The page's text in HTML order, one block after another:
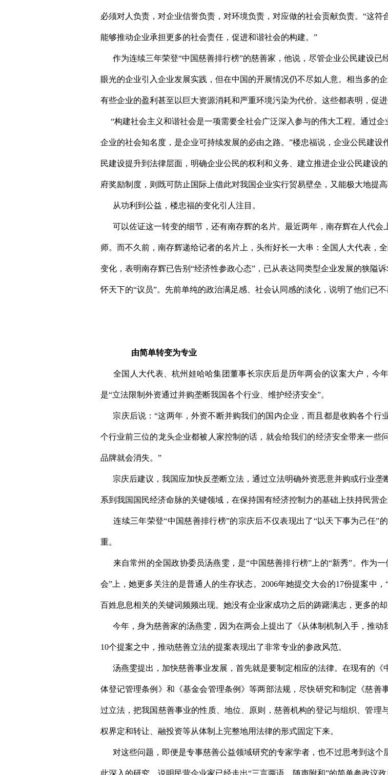
必须对人负责，对企业信誉负责，对环境负责，对应做的社会贡献负责。“这符
能够推动企业承担更多的社会责任，促进和谐社会的构建。”
作为连续三年荣登“中国慈善排行榜”的慈善家，他说，尽管企业公民建设已
眼光的企业引入企业发展实践，但在中国的开展情况仍不尽如人意。相当多的
有些企业的盈利甚至以巨大资源消耗和严重环境污染为代价。这些都表明，促
“构建社会主义和谐社会是一项需要全社会广泛深入参与的伟大工程。通过
企业的社会知名度，是企业可持续发展的必由之路。”楼忠福说，企业公民建
民建设提升到法律层面，明确企业公民的权利和义务、建立推进企业公民建设
府奖励制度，则既可防止国际上借此对我国企业实行贸易壁垒，又能极大地提高
从功利到公益，楼忠福的变化引人注目。
可以佐证这一转变的细节，还有南存辉的名片。最近两年，南存辉在人代会
师。而不久前，南存辉递给记者的名片上，头衔好长一大串：全国人大代表
变化，表明南存辉已告别“经济性参政心态”，已从表达同类型企业发展的狭隘
怀天下的“议员”。先前单纯的政治满足感、社会认同感的淡化，说明了他们已
由简单转变为专业
全国人大代表、杭州娃哈哈集团董事长宗庆后是历年两会的议案大户，今
是“立法限制外资通过并购垄断我国各个行业、维护经济安全”。
宗庆后说：“这两年，外资不断并购我们的国内企业，而且都是收购各个行
个行业前三位的龙头企业都被人家控制的话，就会给我们的经济安全带来一
品牌就会消失。”
宗庆后建议，我国应加快反垄断立法，通过立法明确外资恶意并购或行业垄
系到我国国民经济命脉的关键领域，在保持国有经济控制力的基础上扶持民营
连续三年荣登“中国慈善排行榜”的宗庆后不仅表现出了“以天下事为己任”
重。
来自常州的全国政协委员汤燕雯，是“中国慈善排行榜”上的“新秀”。作为
会”上，她更多关注的是普通人的生存状态。2006年她提交大会的17份提案中
百姓息息相关的关键词频频出现。她没有企业家成功之后的踌躇满志，更多的却
今年，身为慈善家的汤燕雯，因为在两会上提出了《从体制机制入手，推动
10个提案之中，推动慈善立法的提案表现出了非常专业的参政风范。
汤燕雯提出，加快慈善事业发展，首先就是要制定相应的法律。在现有的《
体登记管理条例》和《基金会管理条例》等两部法规，尽快研究和制定《慈善
过立法，把我国慈善事业的性质、地位、原则，慈善机构的登记与组织、管
权界定和转让、融投资等从体制上完整地用法律的形式固定下来。
对这些问题，即便是专事慈善公益领域研究的专家学者，也不过思考到这个
此深入的研究，说明民营企业家已经走出“三言两语、随声附和”的简单参政议政